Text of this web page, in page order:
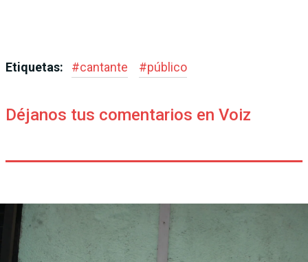
Etiquetas: #cantante #público
Déjanos tus comentarios en Voiz